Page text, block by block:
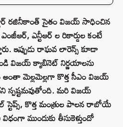
రజినీకాంత్ సైతం విజయ్ సాధించిన
ఎన్టీఆర్ ల రికార్డుల కంటే
ఇప్పుడు రాఘవ లారెన్స్ కూడా
విజయ్ క్యాబినెట్ నిర్ణయాలను
అంతా మెల్లమెల్లగా కొత్త సీఎం విజయ్
స్పష్టమవుతోంది. మరి విజయ్
స్టెప్స్, కొత్త మంత్రుల పాలన రాబోయే
ముందుకు తీసుకెళ్తుందో